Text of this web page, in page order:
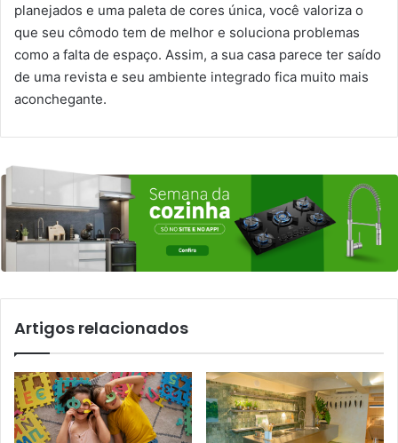
planejados e uma paleta de cores única, você valoriza o
que seu cômodo tem de melhor e soluciona problemas
como a falta de espaço. Assim, a sua casa parece ter saído
de uma revista e seu ambiente integrado fica muito mais
aconchegante.
Artigos relacionados